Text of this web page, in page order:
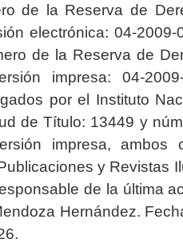
de la Reserva de
electrónica: 04-2009-
de la Reserva de
impresa: 04-2009-
por el Instituto
de Título: 13449 y
impresa, ambos
y Revistas
de la última
Hernández.